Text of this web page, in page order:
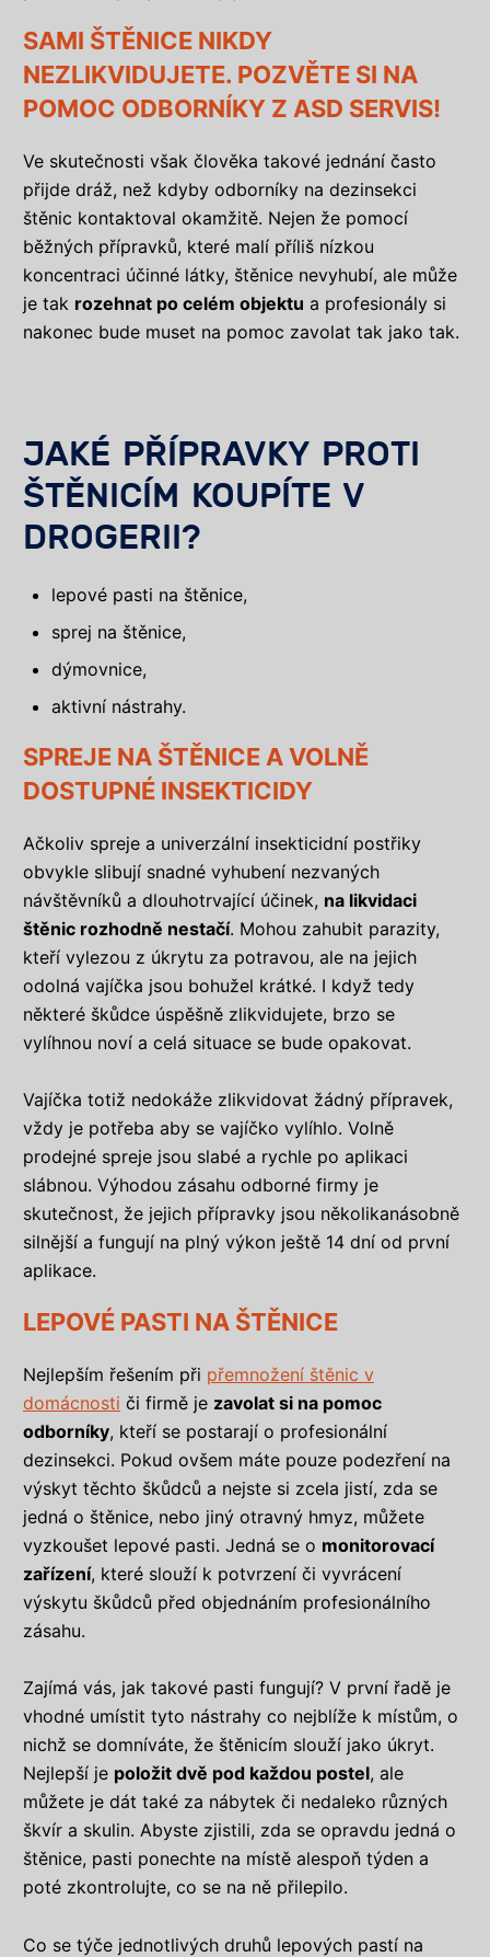
SAMI ŠTĚNICE NIKDY
NEZLIKVIDUJETE. POZVĚTE SI NA
POMOC ODBORNÍKY Z ASD SERVIS!
Ve skutečnosti však člověka takové jednání často
přijde dráž, než kdyby odborníky na dezinsekci
štěnic kontaktoval okamžitě. Nejen že pomocí
běžných přípravků, které malí příliš nízkou
koncentraci účinné látky, štěnice nevyhubí, ale může
je tak rozehnat po celém objektu a profesionály si
nakonec bude muset na pomoc zavolat tak jako tak.
JAKÉ PŘÍPRAVKY PROTI
ŠTĚNICÍM KOUPÍTE V
DROGERII?
lepové pasti na štěnice,
sprej na štěnice,
dýmovnice,
aktivní nástrahy.
SPREJE NA ŠTĚNICE A VOLNĚ
DOSTUPNÉ INSEKTICIDY
Ačkoliv spreje a univerzální insekticidní postřiky
obvykle slibují snadné vyhubení nezvaných
návštěvníků a dlouhotrvající účinek, na likvidaci
štěnic rozhodně nestačí. Mohou zahubit parazity,
kteří vylezou z úkrytu za potravou, ale na jejich
odolná vajíčka jsou bohužel krátké. I když tedy
některé škůdce úspěšně zlikvidujete, brzo se
vylíhnou noví a celá situace se bude opakovat.
Vajíčka totiž nedokáže zlikvidovat žádný přípravek,
vždy je potřeba aby se vajíčko vylíhlo. Volně
prodejné spreje jsou slabé a rychle po aplikaci
slábnou. Výhodou zásahu odborné firmy je
skutečnost, že jejich přípravky jsou několikanásobně
silnější a fungují na plný výkon ještě 14 dní od první
aplikace.
LEPOVÉ PASTI NA ŠTĚNICE
Nejlepším řešením při přemnožení štěnic v
domácnosti či firmě je zavolat si na pomoc
odborníky, kteří se postarají o profesionální
dezinsekci. Pokud ovšem máte pouze podezření na
výskyt těchto škůdců a nejste si zcela jistí, zda se
jedná o štěnice, nebo jiný otravný hmyz, můžete
vyzkoušet lepové pasti. Jedná se o monitorovací
zařízení, které slouží k potvrzení či vyvrácení
výskytu škůdců před objednáním profesionálního
zásahu.
Zajímá vás, jak takové pasti fungují? V první řadě je
vhodné umístit tyto nástrahy co nejblíže k místům, o
nichž se domníváte, že štěnicím slouží jako úkryt.
Nejlepší je položit dvě pod každou postel, ale
můžete je dát také za nábytek či nedaleko různých
škvír a skulin. Abyste zjistili, zda se opravdu jedná o
štěnice, pasti ponechte na místě alespoň týden a
poté zkontrolujte, co se na ně přilepilo.
Co se týče jednotlivých druhů lepových pastí na